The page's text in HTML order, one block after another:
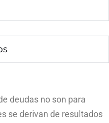
deudas no son para
se derivan de resultados